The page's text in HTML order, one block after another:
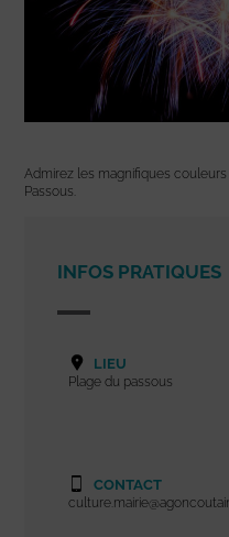
Admirez les magnifiques couleurs
Passous.
INFOS PRATIQUES
LIEU
Plage du passous
CONTACT